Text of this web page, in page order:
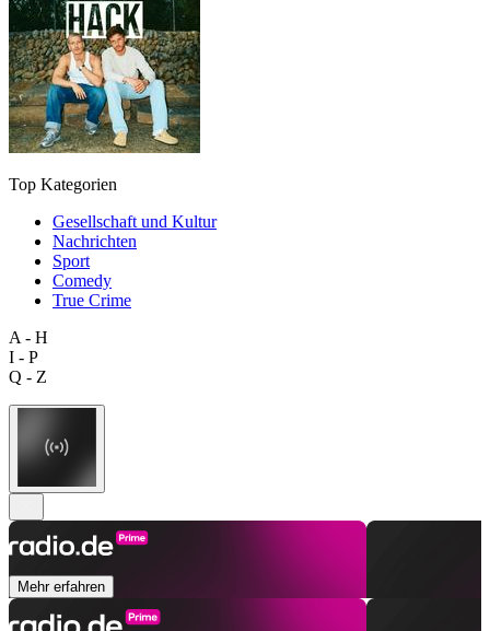
Top Kategorien
Gesellschaft und Kultur
Nachrichten
Sport
Comedy
True Crime
A - H
I - P
Q - Z
Mehr erfahren